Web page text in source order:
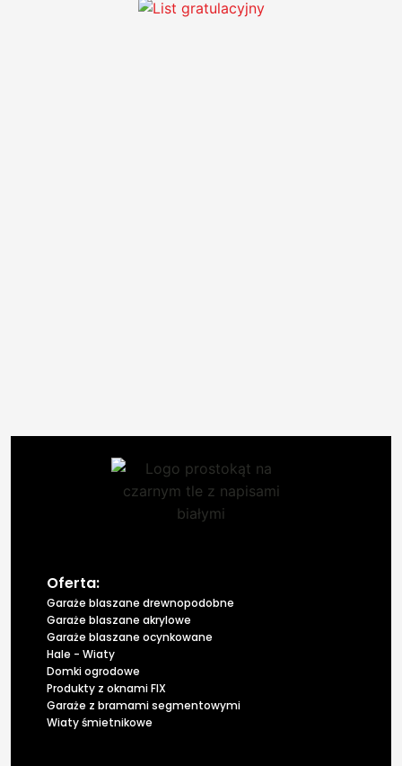
Oferta:
Garaże blaszane drewnopodobne
Garaże blaszane akrylowe
Garaże blaszane ocynkowane
Hale - Wiaty
Domki ogrodowe
Produkty z oknami FIX
Garaże z bramami segmentowymi
Wiaty śmietnikowe